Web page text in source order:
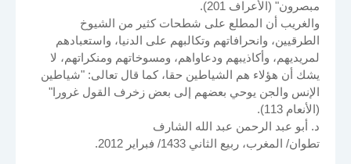
مبصرون" (الأعراف 201).
والغريب أن المطلع على شطحات كثير من الشيوخ
الطرقيين، وانحرافاتهم وتكالبهم على الدنيا، واستعبادهم
لمريديهم، وأكاذيبهم ودعاواهم، ومسوخاتهم ومنكراتهم، لا
يشك أن هؤلاء هم الشياطين حقا، كما قال تعالى: "شياطين
الإنس والجن يوحي بعضهم إلى بعض زخرف القول غرورا"
(الأنعام 113).
د. أبو عبد الرحمن عبد الله الشارف
تطوان/ المغرب، ربيع الثاني 1433/ فبراير 2012.